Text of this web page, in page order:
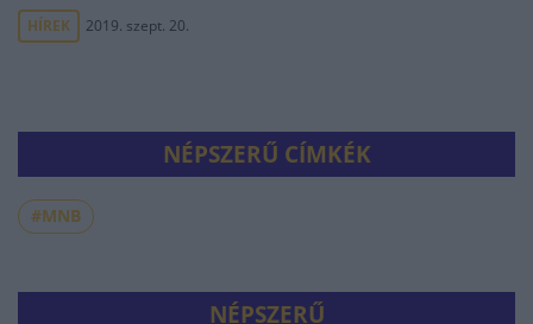
HÍREK 2019. szept. 20.
NÉPSZERŰ CÍMKÉK
#MNB
NÉPSZERŰ